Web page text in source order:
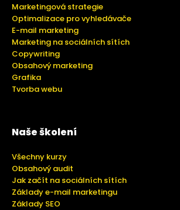
Marketingová strategie
Optimalizace pro vyhledávače
E-mail marketing
Marketing na sociálních sítích
Copywriting
Obsahový marketing
Grafika
Tvorba webu
Naše školení
Všechny kurzy
Obsahový audit
Jak začít na sociálních sítích
Základy e-mail marketingu
Základy SEO